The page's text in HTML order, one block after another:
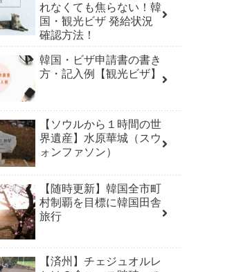
れなくても焦らない！韓
国・観光ビザ 発給状況
確認方法！
韓国・ビザ申請書の書き
方・記入例【観光ビザ】
【ソウルから１時間の世
界遺産】水原華城（スウ
ォンファソン）
【随時更新】韓国全市町
村制覇を目標に韓国田舎
旅行
【済州】チェジュオルレ